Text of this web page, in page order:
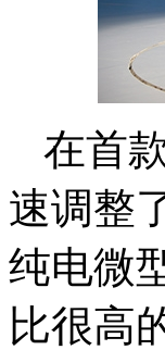
在首
速调整
纯电微
比很高